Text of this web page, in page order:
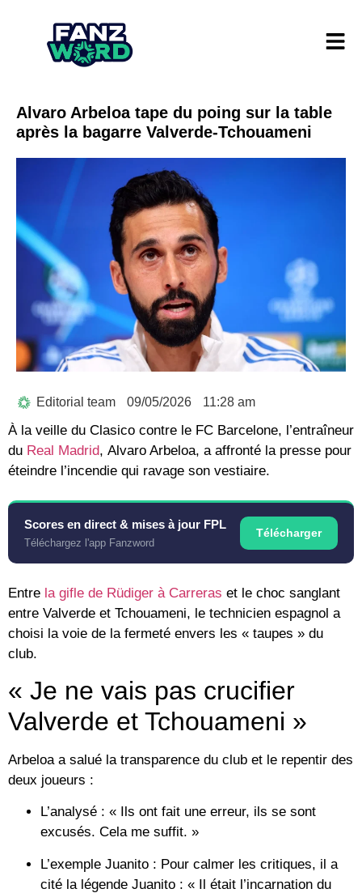
Alvaro Arbeloa tape du poing sur la table
après la bagarre Valverde-Tchouameni
Editorial team 09/05/2026 11:28 am
À la veille du Clasico contre le FC Barcelone, l’entraîneur
du Real Madrid, Alvaro Arbeloa, a affronté la presse pour
éteindre l’incendie qui ravage son vestiaire.
Scores en direct & mises à jour FPL
Téléchargez l'app Fanzword
Télécharger
Entre la gifle de Rüdiger à Carreras et le choc sanglant
entre Valverde et Tchouameni, le technicien espagnol a
choisi la voie de la fermeté envers les « taupes » du
club.
« Je ne vais pas crucifier
Valverde et Tchouameni »
Arbeloa a salué la transparence du club et le repentir des
deux joueurs :
L’analysé : « Ils ont fait une erreur, ils se sont
excusés. Cela me suffit. »
L’exemple Juanito : Pour calmer les critiques, il a
cité la légende Juanito : « Il était l’incarnation du